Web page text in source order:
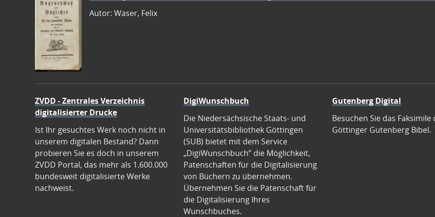
Autor: Waser, Felix
ZVDD - Zentrales Verzeichnis
digitalisierter Drucke
Ist Ihr gesuchtes Werk noch nicht in
unserem digitalen Bestand? Dann
probieren Sie es doch in unserem
ZVDD Portal, das mehr als 1.600.000
bundesweit digitalisierte Werke
nachweist.
DigiWunschbuch
Die Niedersächsische Staats- und
Universitätsbibliothek Göttingen
(SUB) bietet mit dem Service
„DigiWunschbuch” die Möglichkeit,
Patenschaften für die Digitalisierung
von Büchern zu übernehmen.
Übernehmen Sie die Patenschaft für
die Digitalisierung Ihres
Wunschbuches.
Gutenberg Digital
Besuchen Sie das Faksimile
Göttinger Gutenberg Bibel.